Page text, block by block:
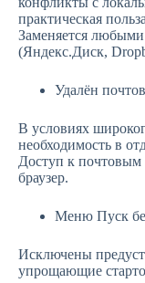
практическая
Заменяется
(Яндекс.Диск,
Удалён
В условиях
необходимость в
Доступ к почтовым
браузер.
Меню Пуск
Исключены
упрощающие